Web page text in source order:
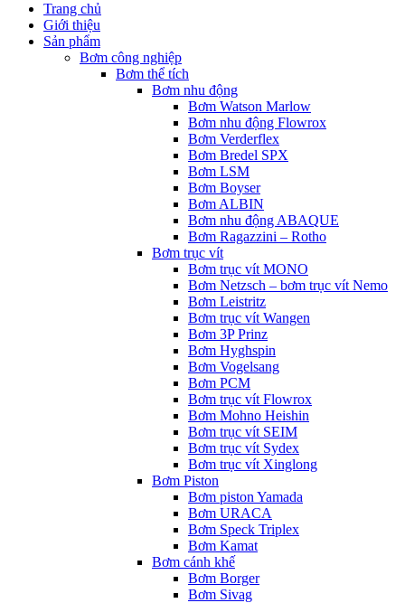
Trang chủ
Giới thiệu
Sản phẩm
Bơm công nghiệp
Bơm thể tích
Bơm nhu động
Bơm Watson Marlow
Bơm nhu động Flowrox
Bơm Verderflex
Bơm Bredel SPX
Bơm LSM
Bơm Boyser
Bơm ALBIN
Bơm nhu động ABAQUE
Bơm Ragazzini – Rotho
Bơm trục vít
Bơm trục vít MONO
Bơm Netzsch – bơm trục vít Nemo
Bơm Leistritz
Bơm trục vít Wangen
Bơm 3P Prinz
Bơm Hyghspin
Bơm Vogelsang
Bơm PCM
Bơm trục vít Flowrox
Bơm Mohno Heishin
Bơm trục vít SEIM
Bơm trục vít Sydex
Bơm trục vít Xinglong
Bơm Piston
Bơm piston Yamada
Bơm URACA
Bơm Speck Triplex
Bơm Kamat
Bơm cánh khế
Bơm Borger
Bơm Sivag